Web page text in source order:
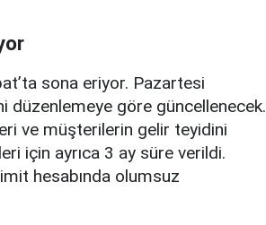
sona eriyor. Pazartesi
düzenlemeye göre güncellenecek.
ve müşterilerin gelir teyidini
için ayrıca 3 ay süre verildi.
hesabında olumsuz